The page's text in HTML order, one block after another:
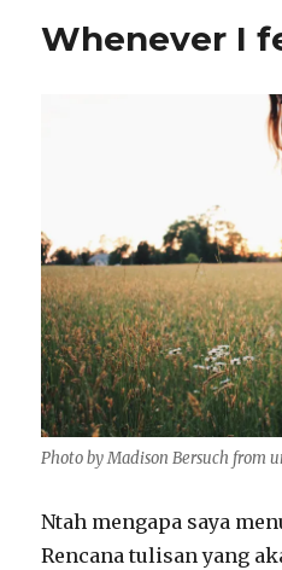
Whenever I
Photo by Madison Bersuch from
Ntah mengapa saya
Rencana tulisan yang